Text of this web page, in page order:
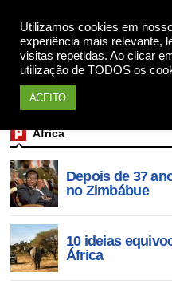
Utilizamos cookies em
experiência mais relevante,
visitas repetidas. Ao clicar
utilização de TODOS os
ACEITO
África
Depois de 37
no Zimbábue
10 ideias
África